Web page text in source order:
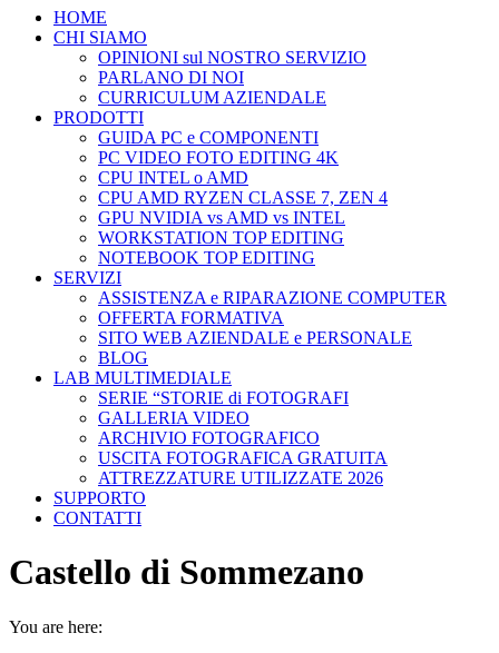
HOME
CHI SIAMO
OPINIONI sul NOSTRO SERVIZIO
PARLANO DI NOI
CURRICULUM AZIENDALE
PRODOTTI
GUIDA PC e COMPONENTI
PC VIDEO FOTO EDITING 4K
CPU INTEL o AMD
CPU AMD RYZEN CLASSE 7, ZEN 4
GPU NVIDIA vs AMD vs INTEL
WORKSTATION TOP EDITING
NOTEBOOK TOP EDITING
SERVIZI
ASSISTENZA e RIPARAZIONE COMPUTER
OFFERTA FORMATIVA
SITO WEB AZIENDALE e PERSONALE
BLOG
LAB MULTIMEDIALE
SERIE “STORIE di FOTOGRAFI
GALLERIA VIDEO
ARCHIVIO FOTOGRAFICO
USCITA FOTOGRAFICA GRATUITA
ATTREZZATURE UTILIZZATE 2026
SUPPORTO
CONTATTI
Castello di Sommezano
You are here: